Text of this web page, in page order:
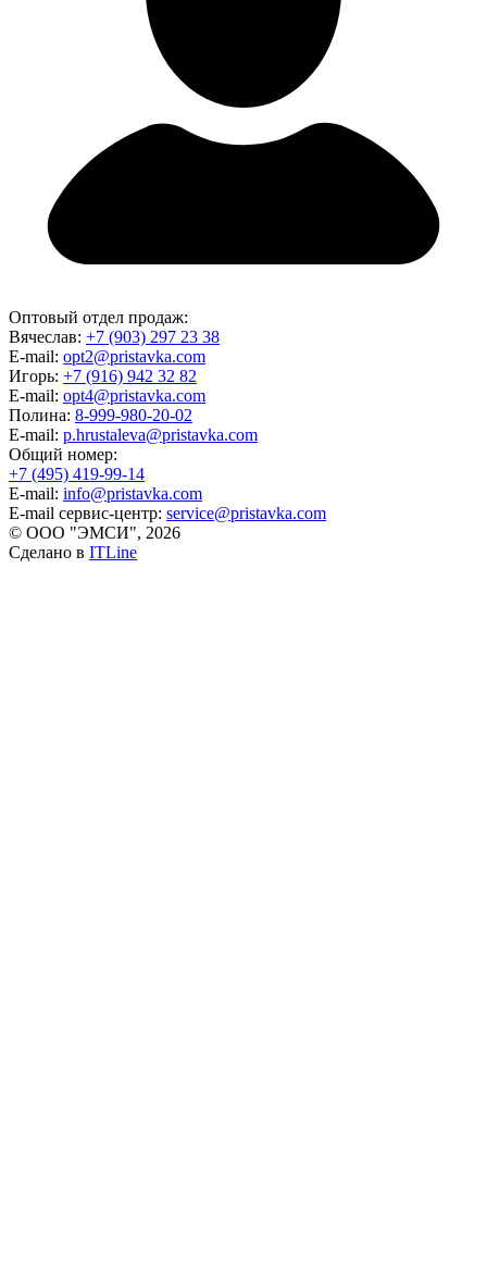
Оптовый отдел продаж:
Вячеслав: +7 (903) 297 23 38
E-mail: opt2@pristavka.com
Игорь: +7 (916) 942 32 82
E-mail: opt4@pristavka.com
Полина: 8-999-980-20-02
E-mail: p.hrustaleva@pristavka.com
Общий номер:
+7 (495) 419-99-14
E-mail: info@pristavka.com
E-mail сервис-центр: service@pristavka.com
© ООО "ЭМСИ", 2026
Сделано в ITLine